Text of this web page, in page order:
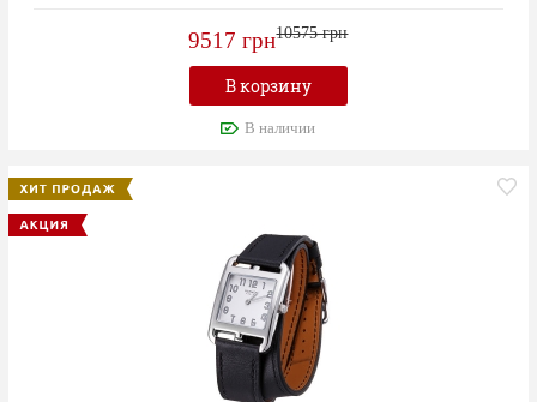
9517 грн10575 грн
В корзину
В наличии